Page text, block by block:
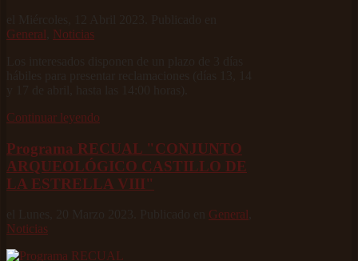
General Noticias
Continuar leyendo
Programa RECUAL "CONJUNTO
ARQUEOLÓGICO CASTILLO DE
LA ESTRELLA VIII"
General
Noticias